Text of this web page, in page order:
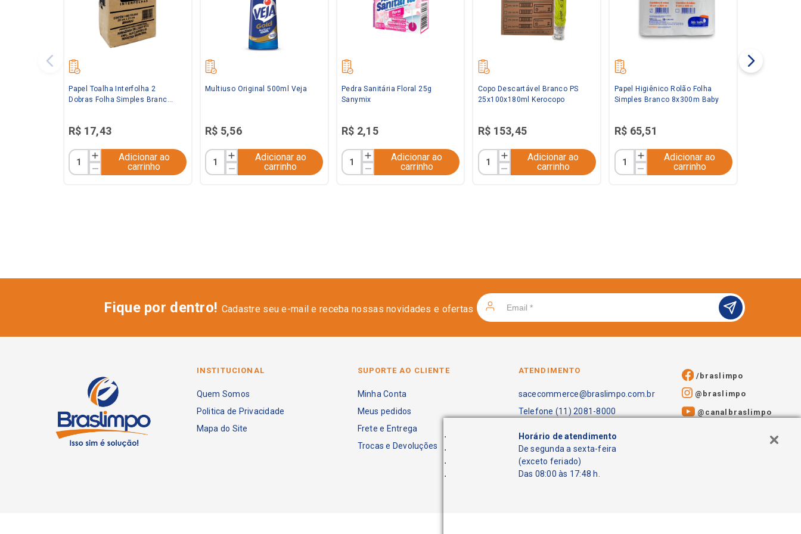
.
.
.
.
Papel Toalha Interfolha 2
Dobras Folha Simples Branco
R$ 17,43
Adicionar ao
carrinho
Multiuso Original 500ml Veja
R$ 5,56
Adicionar ao
carrinho
Pedra Sanitária Floral 25g
Sanymix
R$ 2,15
Adicionar ao
carrinho
Copo Descartável Branco PS
25x100x180ml Kerocopo
R$ 153,45
Adicionar ao
carrinho
Papel Higiênico Rolão Folha
Simples Branco 8x300m Baby
R$ 65,51
Adicionar ao
carrinho
Fique por dentro! Cadastre seu e-mail e receba nossas novidades e ofertas
INSTITUCIONAL
Quem Somos
Politica de Privacidade
Mapa do Site
SUPORTE AO CLIENTE
Minha Conta
Meus pedidos
Frete e Entrega
Trocas e Devoluções
ATENDIMENTO
sacecommerce@braslimpo.com.br
Telefone (11) 2081-8000
Horário de atendimento
De segunda a sexta-feira
(exceto feriado)
Das 08:00 às 17:48 h.
/braslimpo
@braslimpo
@canalbraslimpo​